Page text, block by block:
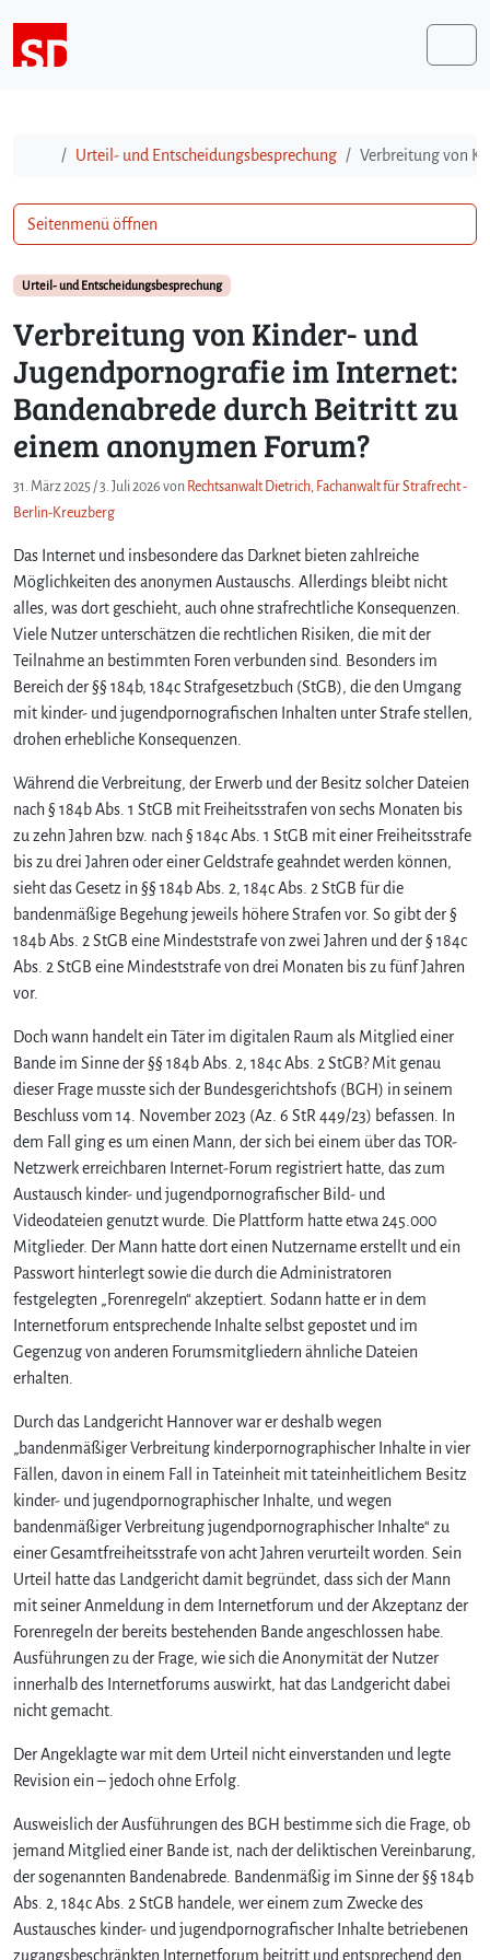
StartUrteil- und Entscheidungsbesprechung Verbreitung von
Urteil- und Entscheidungsbesprechung
Verbreitung von Kinder- und
Jugendpornografie im Internet:
Bandenabrede durch Beitritt zu
einem anonymen Forum?
31. März 2025 /3. Juli 2026 von Rechtsanwalt Dietrich, Fachanwalt für Strafrecht -
Berlin-Kreuzberg
Das Internet und insbesondere das Darknet bieten zahlreiche
Möglichkeiten des anonymen Austauschs. Allerdings bleibt nicht
alles, was dort geschieht, auch ohne strafrechtliche Konsequenzen.
Viele Nutzer unterschätzen die rechtlichen Risiken, die mit der
Teilnahme an bestimmten Foren verbunden sind. Besonders im
Bereich der §§ 184b, 184c Strafgesetzbuch (StGB), die den Umgang
mit kinder- und jugendpornografischen Inhalten unter Strafe stellen,
drohen erhebliche Konsequenzen.
Während die Verbreitung, der Erwerb und der Besitz solcher Dateien
nach § 184b Abs. 1 StGB mit Freiheitsstrafen von sechs Monaten bis
zu zehn Jahren bzw. nach § 184c Abs. 1 StGB mit einer Freiheitsstrafe
bis zu drei Jahren oder einer Geldstrafe geahndet werden können,
sieht das Gesetz in §§ 184b Abs. 2, 184c Abs. 2 StGB für die
bandenmäßige Begehung jeweils höhere Strafen vor. So gibt der §
184b Abs. 2 StGB eine Mindeststrafe von zwei Jahren und der § 184c
Abs. 2 StGB eine Mindeststrafe von drei Monaten bis zu fünf Jahren
vor.
Doch wann handelt ein Täter im digitalen Raum als Mitglied einer
Bande im Sinne der §§ 184b Abs. 2, 184c Abs. 2 StGB? Mit genau
dieser Frage musste sich der Bundesgerichtshofs (BGH) in seinem
Beschluss vom 14. November 2023 (Az. 6 StR 449/23) befassen. In
dem Fall ging es um einen Mann, der sich bei einem über das TOR-
Netzwerk erreichbaren Internet-Forum registriert hatte, das zum
Austausch kinder- und jugendpornografischer Bild- und
Videodateien genutzt wurde. Die Plattform hatte etwa 245.000
Mitglieder. Der Mann hatte dort einen Nutzername erstellt und ein
Passwort hinterlegt sowie die durch die Administratoren
festgelegten „Forenregeln“ akzeptiert. Sodann hatte er in dem
Internetforum entsprechende Inhalte selbst gepostet und im
Gegenzug von anderen Forumsmitgliedern ähnliche Dateien
erhalten.
Durch das Landgericht Hannover war er deshalb wegen
„bandenmäßiger Verbreitung kinderpornographischer Inhalte in vier
Fällen, davon in einem Fall in Tateinheit mit tateinheitlichem Besitz
kinder- und jugendpornographischer Inhalte, und wegen
bandenmäßiger Verbreitung jugendpornographischer Inhalte“ zu
einer Gesamtfreiheitsstrafe von acht Jahren verurteilt worden. Sein
Urteil hatte das Landgericht damit begründet, dass sich der Mann
mit seiner Anmeldung in dem Internetforum und der Akzeptanz der
Forenregeln der bereits bestehenden Bande angeschlossen habe.
Ausführungen zu der Frage, wie sich die Anonymität der Nutzer
innerhalb des Internetforums auswirkt, hat das Landgericht dabei
nicht gemacht.
Der Angeklagte war mit dem Urteil nicht einverstanden und legte
Revision ein – jedoch ohne Erfolg.
Ausweislich der Ausführungen des BGH bestimme sich die Frage, ob
jemand Mitglied einer Bande ist, nach der deliktischen Vereinbarung,
der sogenannten Bandenabrede. Bandenmäßig im Sinne der §§ 184b
Abs. 2, 184c Abs. 2 StGB handele, wer einem zum Zwecke des
Austausches kinder- und jugendpornografischer Inhalte betriebenen
zugangsbeschränkten Internetforum beitritt und entsprechend den
Seitenmenü öffnen